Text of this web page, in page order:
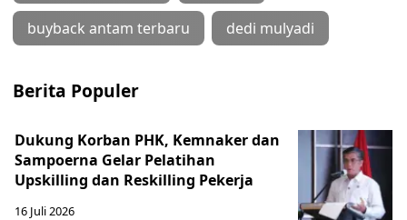
buyback antam terbaru dedi mulyadi
Berita Populer
Dukung Korban PHK, Kemnaker dan
Sampoerna Gelar Pelatihan
Upskilling dan Reskilling Pekerja
16 Juli 2026